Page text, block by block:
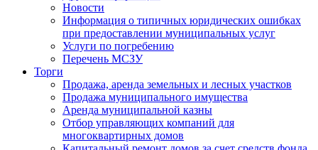
Новости
Информация о типичных юридических ошибках
при предоставлении муниципальных услуг
Услуги по погребению
Перечень МСЗУ
Торги
Продажа, аренда земельных и лесных участков
Продажа муниципального имущества
Аренда муниципальной казны
Отбор управляющих компаний для
многоквартирных домов